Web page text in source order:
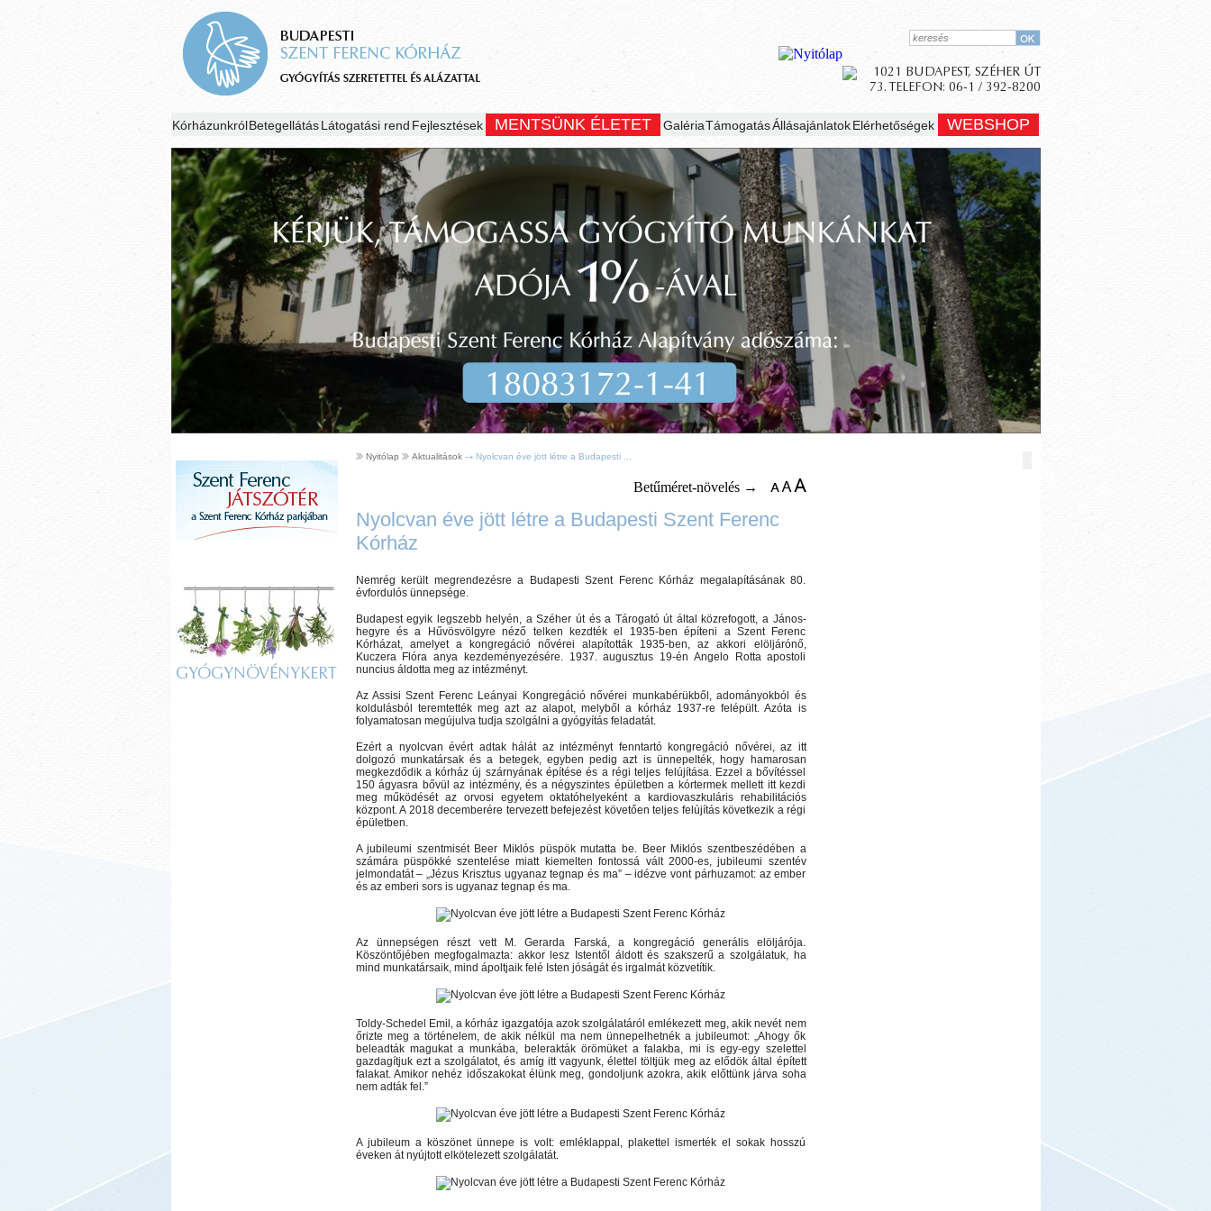
KórházunkrólBetegellátásLátogatási rend Fejlesztések MENTSÜNK ÉLETET GalériaTámogatásÁllásajánlatok Elérhetőségek WEBSHOP
GYÓGYNÖVÉNYKERT
Nyitólap Aktualitások Nyolcvan éve jött létre a Budapesti ...
Betűméret-növelés →
Nyolcvan éve jött létre a Budapesti Szent Ferenc
Kórház
Nemrég került megrendezésre a Budapesti Szent Ferenc Kórház megalapításának 80.
évfordulós ünnepsége.
Budapest egyik legszebb helyén, a Széher út és a Tárogató út által közrefogott, a János-
hegyre és a Hűvösvölgyre néző telken kezdték el 1935-ben építeni a Szent Ferenc
Kórházat, amelyet a kongregáció nővérei alapították 1935-ben, az akkori elöljárónő,
Kuczera Flóra anya kezdeményezésére. 1937. augusztus 19-én Angelo Rotta apostoli
nuncius áldotta meg az intézményt.
Az Assisi Szent Ferenc Leányai Kongregáció nővérei munkabérükből, adományokból és
koldulásból teremtették meg azt az alapot, melyből a kórház 1937-re felépült. Azóta is
folyamatosan megújulva tudja szolgálni a gyógyítás feladatát.
Ezért a nyolcvan évért adtak hálát az intézményt fenntartó kongregáció nővérei, az itt
dolgozó munkatársak és a betegek, egyben pedig azt is ünnepelték, hogy hamarosan
megkezdődik a kórház új szárnyának építése és a régi teljes felújítása. Ezzel a bővítéssel
150 ágyasra bővül az intézmény, és a négyszintes épületben a kórtermek mellett itt kezdi
meg működését az orvosi egyetem oktatóhelyeként a kardiovaszkuláris rehabilitációs
központ. A 2018 decemberére tervezett befejezést követően teljes felújítás következik a régi
épületben.
A jubileumi szentmisét Beer Miklós püspök mutatta be. Beer Miklós szentbeszédében a
számára püspökké szentelése miatt kiemelten fontossá vált 2000-es, jubileumi szentév
jelmondatát – „Jézus Krisztus ugyanaz tegnap és ma” – idézve vont párhuzamot: az ember
és az emberi sors is ugyanaz tegnap és ma.
Az ünnepségen részt vett M. Gerarda Farská, a kongregáció generális elöljárója.
Köszöntőjében megfogalmazta: akkor lesz Istentől áldott és szakszerű a szolgálatuk, ha
mind munkatársaik, mind ápoltjaik felé Isten jóságát és irgalmát közvetítik.
Toldy-Schedel Emil, a kórház igazgatója azok szolgálatáról emlékezett meg, akik nevét nem
őrizte meg a történelem, de akik nélkül ma nem ünnepelhetnék a jubileumot: „Ahogy ők
beleadták magukat a munkába, belerakták örömüket a falakba, mi is egy-egy szelettel
gazdagítjuk ezt a szolgálatot, és amíg itt vagyunk, élettel töltjük meg az elődök által épített
falakat. Amikor nehéz időszakokat élünk meg, gondoljunk azokra, akik előttünk járva soha
nem adták fel.”
A jubileum a köszönet ünnepe is volt: emléklappal, plakettel ismerték el sokak hosszú
éveken át nyújtott elkötelezett szolgálatát.